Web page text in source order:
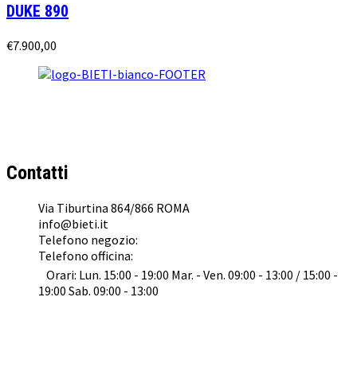
DUKE 890
€7.900,00
Contatti
Via Tiburtina 864/866 ROMA
info@bieti.it
Telefono negozio:
Telefono officina:
Orari: Lun. 15:00 - 19:00 Mar. - Ven. 09:00 - 13:00 / 15:00 -
19:00 Sab. 09:00 - 13:00